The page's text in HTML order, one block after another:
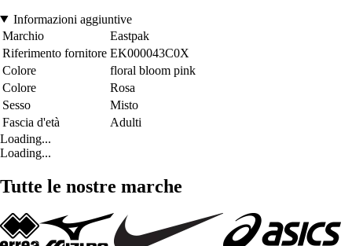
Informazioni aggiuntive
Marchio
Eastpak
Riferimento fornitore EK000043C0X
Colore
floral bloom pink
Colore
Rosa
Sesso
Misto
Fascia d'età
Adulti
Loading...
Loading...
Tutte le nostre marche